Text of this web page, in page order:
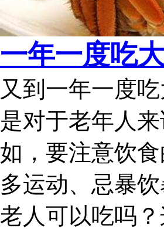
一年一度吃
又到一年一度
是对于老年人
如，要注意饮
多运动、忌暴
老人可以吃吗